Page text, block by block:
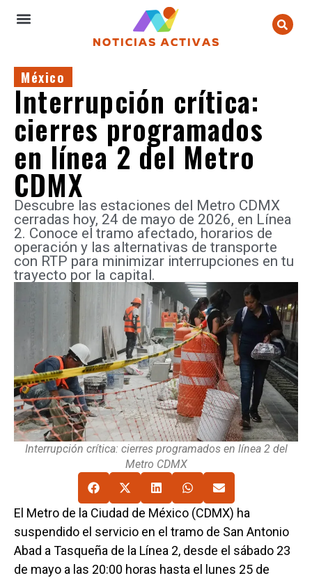
México
Interrupción crítica:
cierres programados
en línea 2 del Metro
CDMX
Descubre las estaciones del Metro CDMX
cerradas hoy, 24 de mayo de 2026, en Línea
2. Conoce el tramo afectado, horarios de
operación y las alternativas de transporte
con RTP para minimizar interrupciones en tu
trayecto por la capital.
Interrupción crítica: cierres programados en línea 2 del
Metro CDMX
El Metro de la Ciudad de México (CDMX) ha
suspendido el servicio en el tramo de San Antonio
Abad a Tasqueña de la Línea 2, desde el sábado 23
de mayo a las 20:00 horas hasta el lunes 25 de